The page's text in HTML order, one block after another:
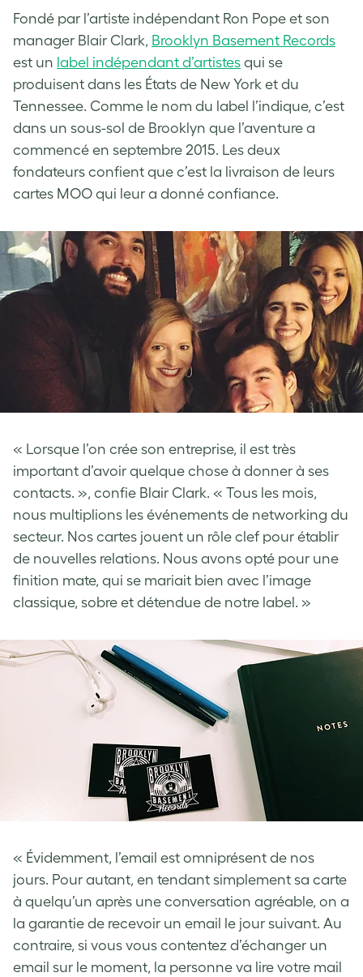
Fondé par l’artiste indépendant Ron Pope et son
manager Blair Clark, Brooklyn Basement Records
est un label indépendant d’artistes qui se
produisent dans les États de New York et du
Tennessee. Comme le nom du label l’indique, c’est
dans un sous-sol de Brooklyn que l’aventure a
commencé en septembre 2015. Les deux
fondateurs confient que c’est la livraison de leurs
cartes MOO qui leur a donné confiance.
« Lorsque l’on crée son entreprise, il est très
important d’avoir quelque chose à donner à ses
contacts. », confie Blair Clark. « Tous les mois,
nous multiplions les événements de networking du
secteur. Nos cartes jouent un rôle clef pour établir
de nouvelles relations. Nous avons opté pour une
finition mate, qui se mariait bien avec l’image
classique, sobre et détendue de notre label. »
« Évidemment, l’email est omniprésent de nos
jours. Pour autant, en tendant simplement sa carte
à quelqu’un après une conversation agréable, on a
la garantie de recevoir un email le jour suivant. Au
contraire, si vous vous contentez d’échanger un
email sur le moment, la personne va lire votre mail